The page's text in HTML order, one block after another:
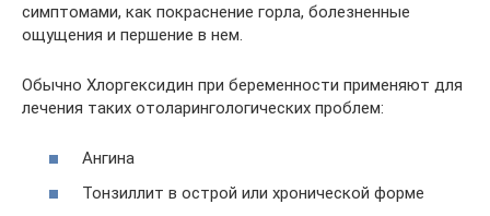
симптомами, как покраснение горла, болезненные
ощущения и першение в нем.
Обычно Хлоргексидин при беременности применяют для
лечения таких отоларингологических проблем:
Ангина
Тонзиллит в острой или хронической форме